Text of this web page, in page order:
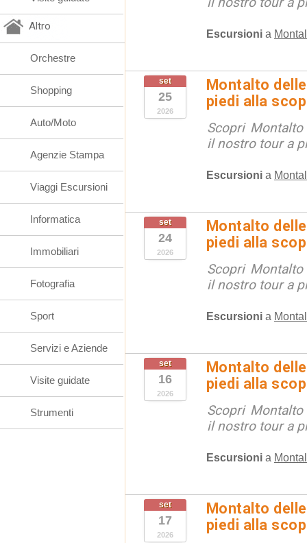
Escursioni a
set
25
2026
Montalto
piedi alla
Scopri
il nostro tour a
Escursioni a
set
24
2026
Montalto
piedi alla
Scopri
il nostro tour a
Escursioni a
set
16
2026
Montalto
piedi alla
Scopri
il nostro tour a
Escursioni a
set
17
2026
Montalto
piedi alla
Altro
Orchestre
Shopping
Auto/Moto
Agenzie Stampa
Viaggi Escursioni
Informatica
Immobiliari
Fotografia
Sport
Servizi e Aziende
Visite guidate
Strumenti